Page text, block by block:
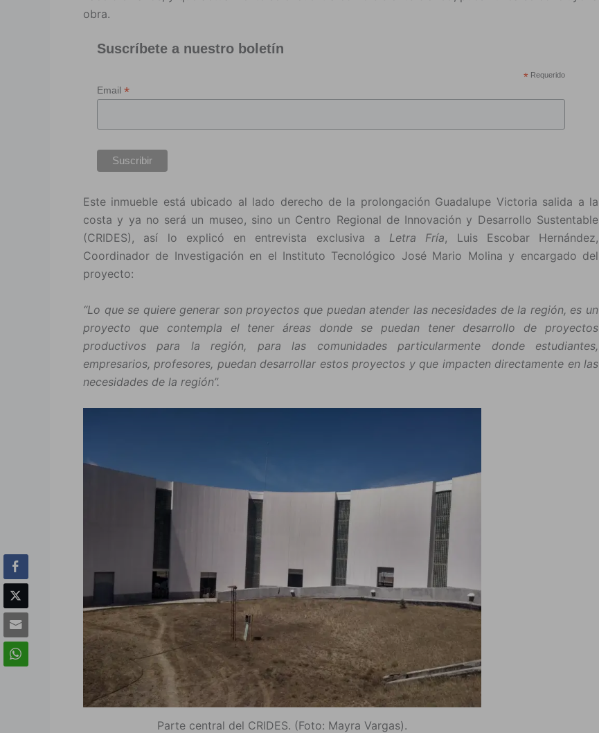
obra.
Suscríbete a nuestro boletín
* Requerido
Email *
Este inmueble está ubicado al lado derecho de la prolongación Guadalupe Victoria salida a la
costa y ya no será un museo, sino un Centro Regional de Innovación y Desarrollo Sustentable
(CRIDES), así lo explicó en entrevista exclusiva a Letra Fría, Luis Escobar Hernández,
Coordinador de Investigación en el Instituto Tecnológico José Mario Molina y encargado del
proyecto:
“Lo que se quiere generar son proyectos que puedan atender las necesidades de la región, es un
proyecto que contempla el tener áreas donde se puedan tener desarrollo de proyectos
productivos para la región, para las comunidades particularmente donde estudiantes,
empresarios, profesores, puedan desarrollar estos proyectos y que impacten directamente en las
necesidades de la región”.
Parte central del CRIDES. (Foto: Mayra Vargas).